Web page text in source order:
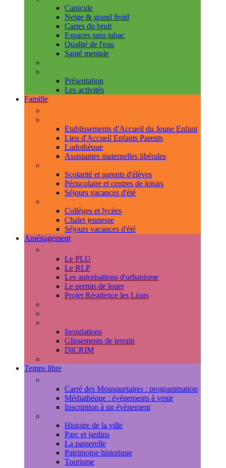
Canicule
Neige & grand froid
Cartes du bruit
Espaces sans tabac
Qualité de l'eau
Santé mentale
Présentation
Les activités
Famille
Etablissements d'Accueil du Jeune Enfant
Lieu d'Accueil Enfants Parents
Ludothèque
Assistantes maternelles libérales
Scolarité et parents d'élèves
Périscolaire et centres de loisirs
Séjours vacances d'été
Collèges et lycées
Chalet jeunesse
Séjours vacances d'été
Aménagement
Le PLU
Le RLP
Les autorisations d'urbanisme
Le permis de louer
Projet Résidence les Lions
Inondations
Glissements de terrain
DICRIM
Temps libre
Carré des Mousquetaires : programmation
Médiathèque : événements à venir
Inscription à un évènement
Histoire de la ville
Parc et jardins
La passerelle
Patrimoine historique
Tourisme